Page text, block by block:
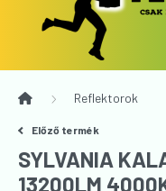
Reflektorok
Előző termék
SYLVANIA
13200LM